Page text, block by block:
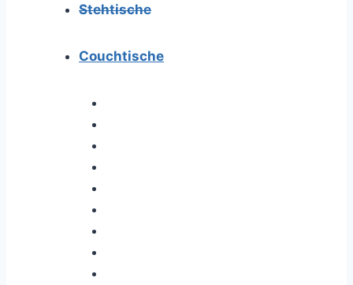
Stehtische
Couchtische